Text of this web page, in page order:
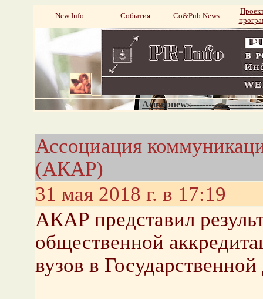
New Info События Со&Pub News
Ассоциация
(АКАР)
31 мая 2018 г. в 17:19
АКАР представил
общественной
вузов в